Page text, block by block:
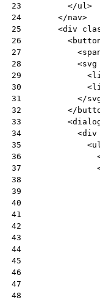
23
24
25
26
27
28
29
30
31
32
33
34
35
36
37
38
39
40
41
42
43
44
45
46
47
48
</ul >
</nav>
<div
<
<
<svg
<
<
</
</
<
<div
<ul